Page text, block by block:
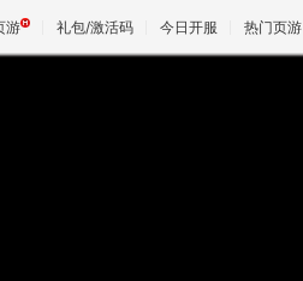
游 礼包/激活码 今日开服 热门页游